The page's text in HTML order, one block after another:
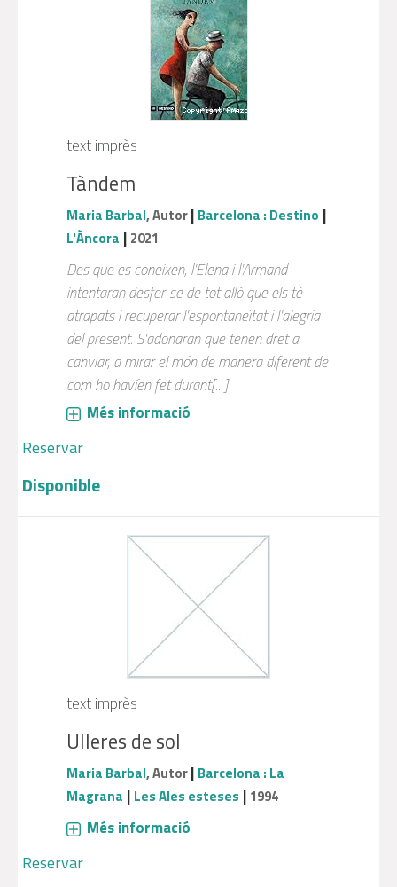
text imprès
Tàndem
Maria Barbal, Autor| Barcelona : Destino |
L'Àncora | 2021
Des que es coneixen, l'Elena i l'Armand
intentaran desfer-se de tot allò que els té
atrapats i recuperar l'espontaneïtat i l'alegria
del present. S'adonaran que tenen dret a
canviar, a mirar el món de manera diferent de
com ho havíen fet durant[...]
Més informació
Reservar
Disponible
text imprès
Ulleres de sol
Maria Barbal, Autor| Barcelona : La
Magrana | Les Ales esteses | 1994
Més informació
Reservar